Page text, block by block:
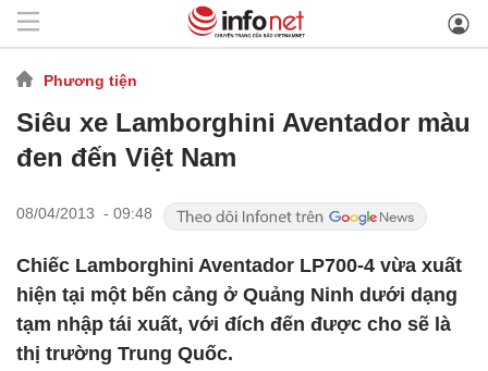
Phương tiện
Siêu xe Lamborghini Aventador màu
đen đến Việt Nam
08/04/2013 - 09:48
Chiếc Lamborghini Aventador LP700-4 vừa xuất
hiện tại một bến cảng ở Quảng Ninh dưới dạng
tạm nhập tái xuất, với đích đến được cho sẽ là
thị trường Trung Quốc.